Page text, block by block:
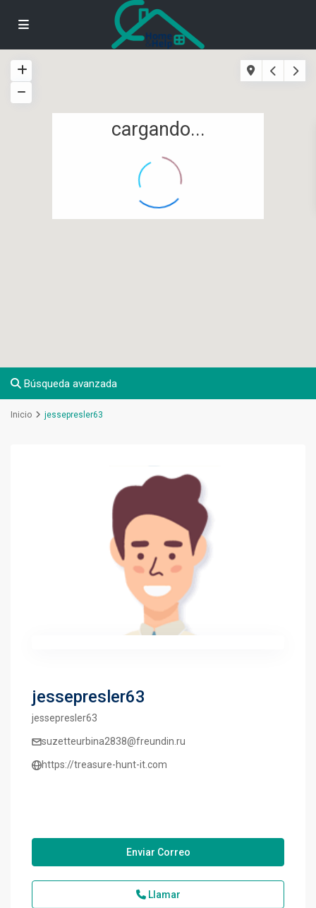
cargando...
Búsqueda avanzada
Inicio jessepresler63
jessepresler63
jessepresler63
suzetteurbina2838@freundin.ru
https://treasure-hunt-it.com
Enviar Correo
Llamar